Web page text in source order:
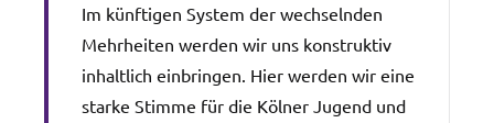
Im künftigen System der wechselnden
Mehrheiten werden wir uns konstruktiv
inhaltlich einbringen. Hier werden wir eine
starke Stimme für die Kölner Jugend und